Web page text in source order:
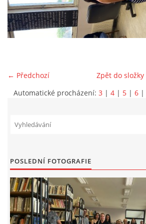
VIDEA Z DRONU
"KNIHOBUDKY"
E-KNIHY DO KAŽDÉ KNIHOVNY
GRANTY A DOTACE
← Předchozí
Zpět do složky
Automatické procházení: 3 | 4 | 5 | 6 |
POSLEDNÍ FOTOGRAFIE